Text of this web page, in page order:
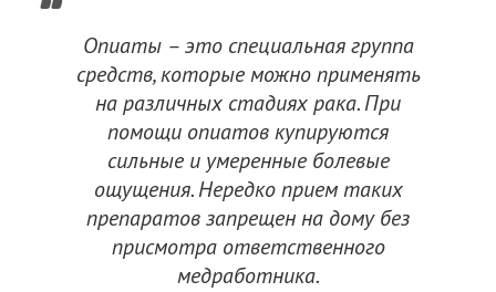
Опиаты – это специальная группа
средств, которые можно применять
на различных стадиях рака. При
помощи опиатов купируются
сильные и умеренные болевые
ощущения. Нередко прием таких
препаратов запрещен на дому без
присмотра ответственного
медработника.